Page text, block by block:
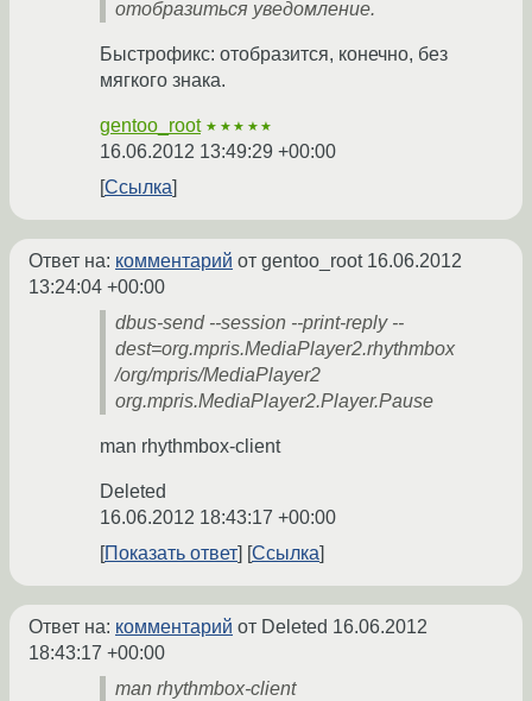
отобразиться уведомление.
Быстрофикс: отобразится, конечно, без
мягкого знака.
gentoo_root ★★★★★
16.06.2012 13:49:29 +00:00
Ссылка
Ответ на: комментарий от gentoo_root 16.06.2012
13:24:04 +00:00
dbus-send --session --print-reply --
dest=org.mpris.MediaPlayer2.rhythmbox
/org/mpris/MediaPlayer2
org.mpris.MediaPlayer2.Player.Pause
man rhythmbox-client
Deleted
16.06.2012 18:43:17 +00:00
Показать ответ
Ссылка
Ответ на: комментарий от Deleted 16.06.2012
18:43:17 +00:00
man rhythmbox-client